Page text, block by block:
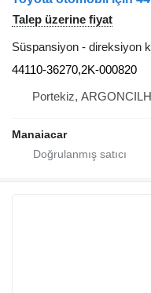
Talep üzerine fiyat
Süspansiyon - direksiyon
44110-36270,2K-000820
Portekiz,
Manaiacar